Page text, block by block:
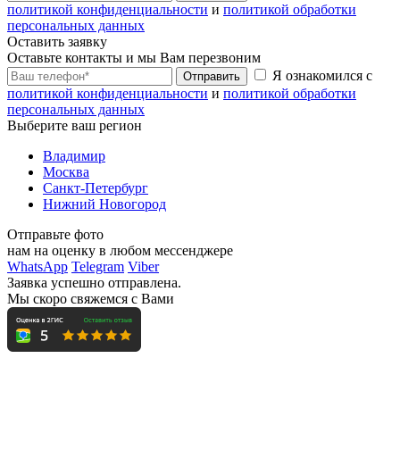
политикой конфиденциальности и политикой обработки
персональных данных
Оставить заявку
Оставьте контакты и мы Вам перезвоним
Отправить
Я ознакомился с
политикой конфиденциальности и политикой обработки
персональных данных
Выберите ваш регион
Владимир
Москва
Санкт-Петербург
Нижний Новогород
Отправьте фото
нам на оценку в любом мессенджере
WhatsApp Telegram Viber
Заявка успешно отправлена.
Мы скоро свяжемся с Вами